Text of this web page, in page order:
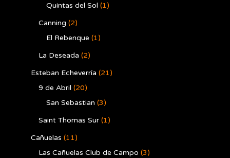
Quintas del Sol (1)
Canning (2)
El Rebenque (1)
La Deseada (2)
Esteban Echeverría (21)
9 de Abril (20)
San Sebastian (3)
Saint Thomas Sur (1)
Cañuelas (11)
Las Cañuelas Club de Campo (3)